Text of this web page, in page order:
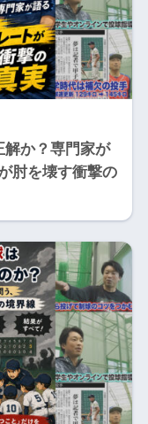
解か？専門家が
肘を壊す衝撃の